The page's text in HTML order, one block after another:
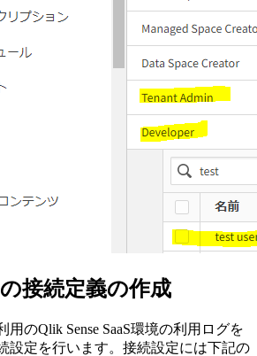
接続定義の作成
用のQlik Sense SaaS環境の利用ログを
設定を行います。接続設定には下記の